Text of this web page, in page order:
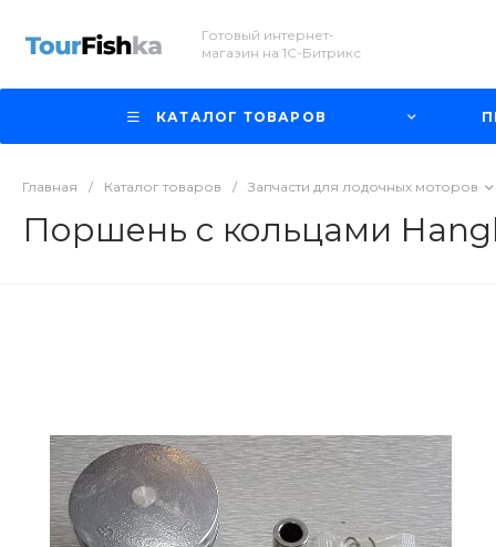
Готовый интернет-
магазин на 1С-Битрикс
КАТАЛОГ ТОВАРОВ
Главная / Каталог товаров / Запчасти для лодочных моторов
Поршень с кольцами